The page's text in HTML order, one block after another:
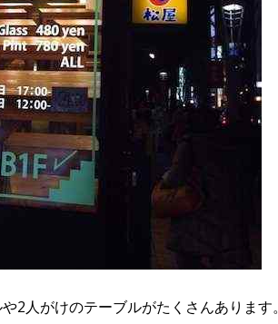
2人がけのテーブルがたくさんあります。